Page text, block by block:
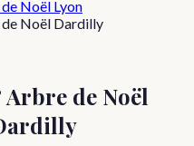
Noël Lyon
Noël Dardilly
de Noël